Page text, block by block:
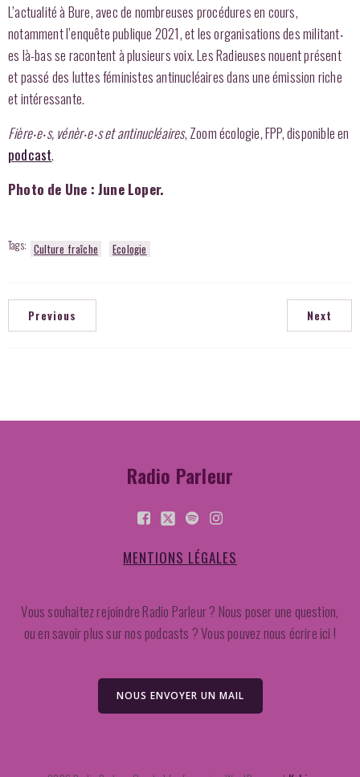
L’actualité à Bure, avec de nombreuses procédures en cours,
notamment l’enquête publique 2021, et les organisations des militant‧
es là-bas se racontent à plusieurs voix. Les Radieuses nouent présent
et passé des luttes féministes antinucléaires dans une émission riche
et intéressante.
Fière‧e‧s, vénèr‧e‧s et antinucléaires, Zoom écologie, FPP, disponible en
podcast.
Photo de Une : June Loper.
Tags: Culture fraîche Ecologie
Previous Next
Radio Parleur
MENTIONS LÉGALES
Vous souhaitez rejoindre Radio Parleur ? Nous poser une question,
ou en savoir plus sur nos podcasts ? Vous pouvez nous écrire ici !
NOUS ENVOYER UN MAIL